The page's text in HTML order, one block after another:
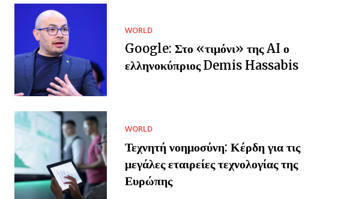
WORLD
Google: Στο «τιμόνι» της AI ο
ελληνοκύπριος Demis Hassabis
WORLD
Τεχνητή νοημοσύνη: Κέρδη για τις
μεγάλες εταιρείες τεχνολογίας της
Ευρώπης